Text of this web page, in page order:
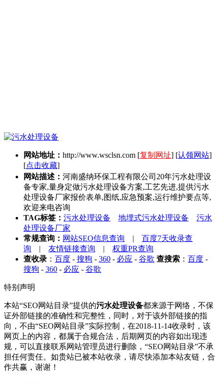
网站地址： http://www.wsclsn.com [复制网址] [认领网站]
[点击收藏]
网站描述： 河南盛纳环保工程有限公司20年污水处理设
备专家,量身定做污水处理设备方案,工艺先进,提供污水
处理设备厂家报价表单,图纸,应急预案,运行维护要点等,
欢迎来电咨询
TAG标签： 污水处理设备 地埋式污水处理设备
污水
处理设备厂家
常规查询： 网站SEO信息查询 | 百度7天收录查
询 | 友情链接查询 | 权重PR查询
查收录 ： 百度 - 搜狗 - 360 - 必应 - 谷歌 查搜索 ： 百度 -
搜狗 - 360 - 必应 - 谷歌
特别声明
本站“SEO网站目录”提供的污水处理设备都来源于网络，不保
证外部链接的准确性和完整性，同时，对于该外部链接的指
向，不由“SEO网站目录”实际控制，在2018-11-14收录时，该
网页上的内容，都属于合规合法，后期网页的内容如出现违
规，可以直接联系网站管理员进行删除，“SEO网站目录”不承
担任何责任。如贵站已被本站收录，请尽快添加本站友链，合
作共赢，谢谢！